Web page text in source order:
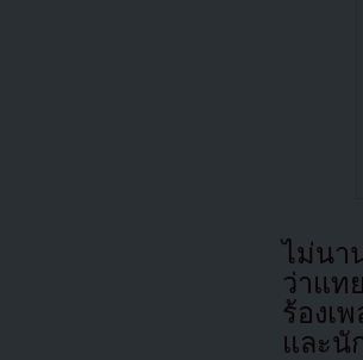
ไม่นา
ว่าแท
ร้องเ
และนั